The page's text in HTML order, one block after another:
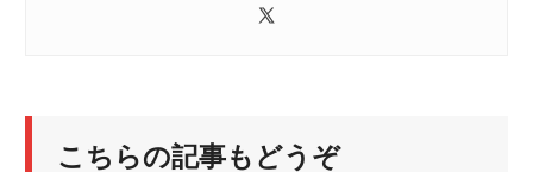
こちらの記事もどうぞ